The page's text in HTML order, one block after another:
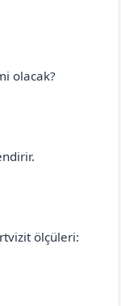
olacak?
ölçüleri: